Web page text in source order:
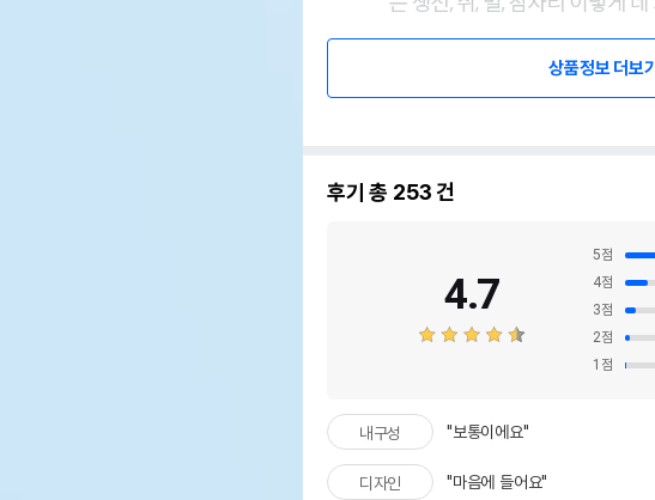
상품정보 더보기
후기 총 253건
4.7
5점
4점
3점
2점
1 점
내구성 "보통이에요"
디자인 "마음에 들어요"